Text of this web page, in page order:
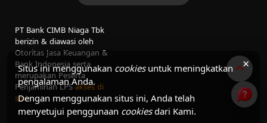
×
Situs ini menggunakan cookiesuntuk meningkatkan
pengalaman Anda.
Dengan menggunakan situs ini, Anda telah
menyetujui penggunaan cookiesdari Kami.
Perbankan Konsumen
Perbankan Syariah
PT Bank CIMB Niaga Tbk
berizin & diawasi oleh
Otoritas Jasa Keuangan &
Bank Indonesia serta
merupakan Peserta
Penjaminan LPSakses di
sini